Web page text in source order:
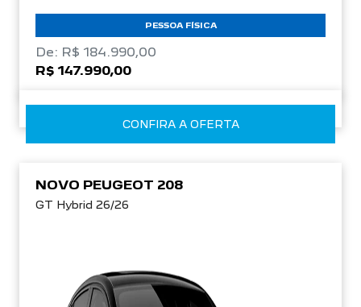
PESSOA FÍSICA
De: R$ 184.990,00
R$ 147.990,00
CONFIRA A OFERTA
NOVO PEUGEOT 208
GT Hybrid 26/26